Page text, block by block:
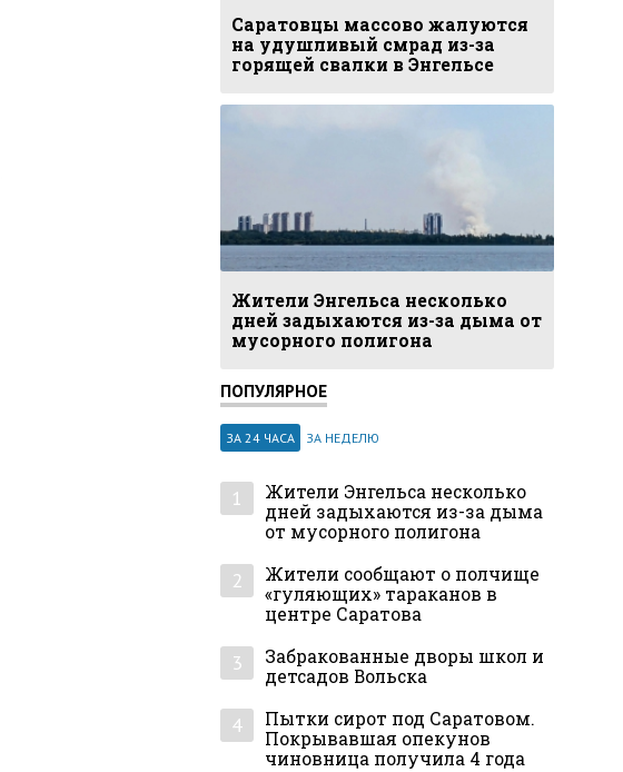
Саратовцы массово жалуются
на удушливый смрад из-за
горящей свалки в Энгельсе
Жители Энгельса несколько
дней задыхаются из-за дыма от
мусорного полигона
ПОПУЛЯРНОЕ
ЗА 24 ЧАСА ЗА НЕДЕЛЮ
1
Жители Энгельса несколько
дней задыхаются из-за дыма
от мусорного полигона
2
Жители сообщают о полчище
«гуляющих» тараканов в
центре Саратова
3
Забракованные дворы школ и
детсадов Вольска
4
Пытки сирот под Саратовом.
Покрывавшая опекунов
чиновница получила 4 года